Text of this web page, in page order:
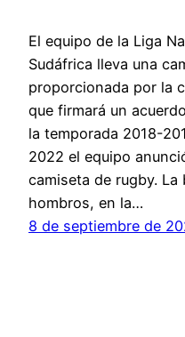
El equipo de la Liga
Sudáfrica lleva una
proporcionada por la
que firmará un
la temporada 2018-
2022 el equipo
camiseta de rugby.
hombros, en la…
8 de septiembre de